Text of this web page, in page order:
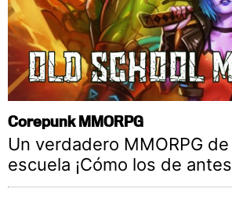
Corepunk MMORPG
Un verdadero MMORPG
escuela ¡Cómo los de